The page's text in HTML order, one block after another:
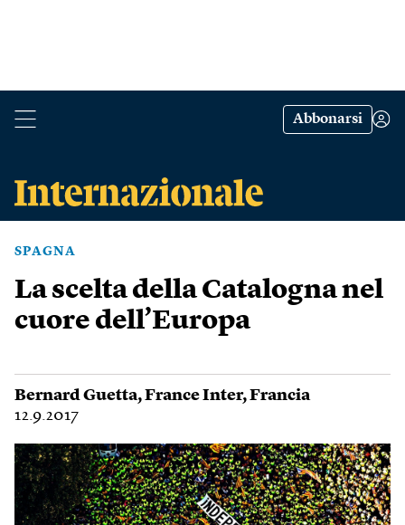
Abbonarsi
SPAGNA
La scelta della Catalogna nel
cuore dell’Europa
Bernard Guetta,France Inter,Francia
12.9.2017